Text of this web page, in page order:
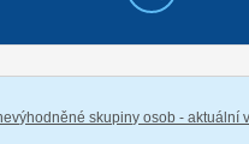
skupiny osob - aktuální